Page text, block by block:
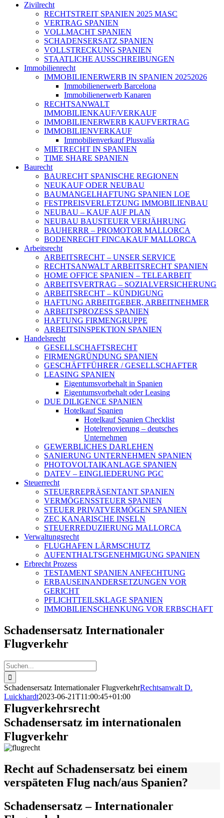
Zivilrecht
RECHTSTREIT SPANIEN 2025 MASC
VERTRAG SPANIEN
VOLLMACHT SPANIEN
SCHADENSERSATZ SPANIEN
VOLLSTRECKUNG SPANIEN
STAATLICHE AUSSCHREIBUNGEN
Immobilienrecht
IMMOBILIENERWERB IN SPANIEN 20252026
Immobilienerwerb Barcelona
Immobilienerwerb Kanaren
RECHTSANWALT
IMMOBILIENKAUF/VERKAUF
IMMOBILIENERWERB KAUFVERTRAG
IMMOBILIENVERKAUF
Immobilienverkauf Plusvalía
MIETRECHT IN SPANIEN
TIME SHARE SPANIEN
Baurecht
BAURECHT SPANISCHE REGIONEN
NEUKAUF ODER NEUBAU
BAUMANGELHAFTUNG SPANIEN LOE
FESTPREISVERLETZUNG IMMOBILIENBAU
NEUBAU – KAUF AUF PLAN
NEUBAU BAUSTEUER VERJÄHRUNG
BAUHERRR – PROMOTOR MALLORCA
BODENRECHT FINCAKAUF MALLORCA
Arbeitsrecht
ARBEITSRECHT – UNSER SERVICE
RECHTSANWALT ARBEITSRECHT SPANIEN
HOME OFFICE SPANIEN – TELEARBEIT
ARBEITSVERTRAG – SOZIALVERSICHERUNG
ARBEITSRECHT – KÜNDIGUNG
HAFTUNG ARBEITGEBER, ARBEITNEHMER
ARBEITSPROZESS SPANIEN
HAFTUNG FIRMENGRUPPE
ARBEITSINSPEKTION SPANIEN
Handelsrecht
GESELLSCHAFTSRECHT
FIRMENGRÜNDUNG SPANIEN
GESCHÄFTFÜHRER / GESELLSCHAFTER
LEASING SPANIEN
Eigentumsvorbehalt in Spanien
Eigentumsvorbehalt oder Leasing
DUE DILIGENCE SPANIEN
Hotelkauf Spanien
Hotelkauf Spanien Checklist
Hotelrenovierung – deutsches
Unternehmen
GEWERBLICHES DARLEHEN
SANIERUNG UNTERNEHMEN SPANIEN
PHOTOVOLTAIKANLAGE SPANIEN
DATEV – EINGLIEDERUNG PGC
Steuerrecht
STEUERREPRÄSENTANT SPANIEN
VERMÖGENSSTEUER SPANIEN
STEUER PRIVATVERMÖGEN SPANIEN
ZEC KANARISCHE INSELN
STEUERREDUZIERUNG MALLORCA
Verwaltungsrecht
FLUGHAFEN LÄRMSCHUTZ
AUFENTHALTSGENEHMIGUNG SPANIEN
Erbrecht Prozess
TESTAMENT SPANIEN ANFECHTUNG
ERBAUSEINANDERSETZUNGEN VOR
GERICHT
PFLICHTTEILSKLAGE SPANIEN
IMMOBILIENSCHENKUNG VOR ERBSCHAFT
Schadensersatz Internationaler
Flugverkehr
Suche
nach:
Schadensersatz Internationaler FlugverkehrRechtsanwalt D.
Luickhardt2023-06-21T11:00:45+01:00
Flugverkehrsrecht
Schadensersatz im internationalen
Flugverkehr
Recht auf Schadensersatz bei einem
verspäteten Flug nach/aus Spanien?
Schadensersatz – Internationaler